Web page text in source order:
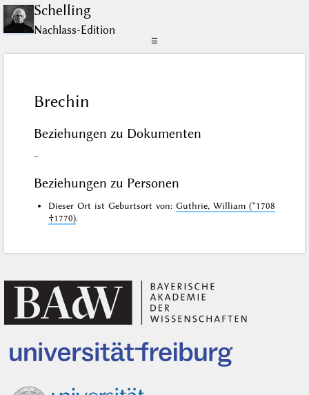
Schelling
Nachlass-Edition
☰
Brechin
Beziehungen zu Dokumenten
–
Beziehungen zu Personen
Dieser Ort ist Geburtsort von: Guthrie, William (*1708
†1770).